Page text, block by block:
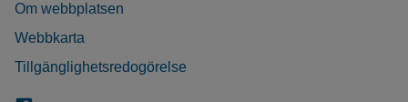
Om webbplatsen
Webbkarta
Tillgänglighetsredogörelse